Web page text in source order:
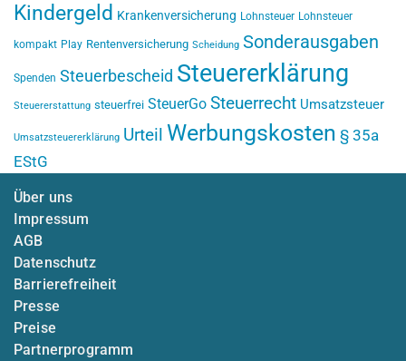
Kindergeld Krankenversicherung Lohnsteuer Lohnsteuer
kompakt Play Rentenversicherung Scheidung Sonderausgaben
Spenden Steuerbescheid Steuererklärung
Steuererstattung steuerfrei SteuerGo Steuerrecht Umsatzsteuer
Umsatzsteuererklärung Urteil Werbungskosten § 35a
EStG
Über uns
Impressum
AGB
Datenschutz
Barrierefreiheit
Presse
Preise
Partnerprogramm